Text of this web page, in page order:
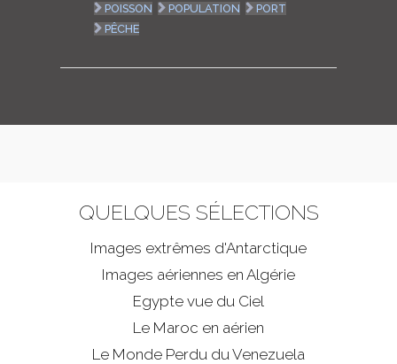
POISSON
POPULATION
PORT
PÊCHE
QUELQUES SÉLECTIONS
Images extrêmes d'Antarctique
Images aériennes en Algérie
Egypte vue du Ciel
Le Maroc en aérien
Le Monde Perdu du Venezuela